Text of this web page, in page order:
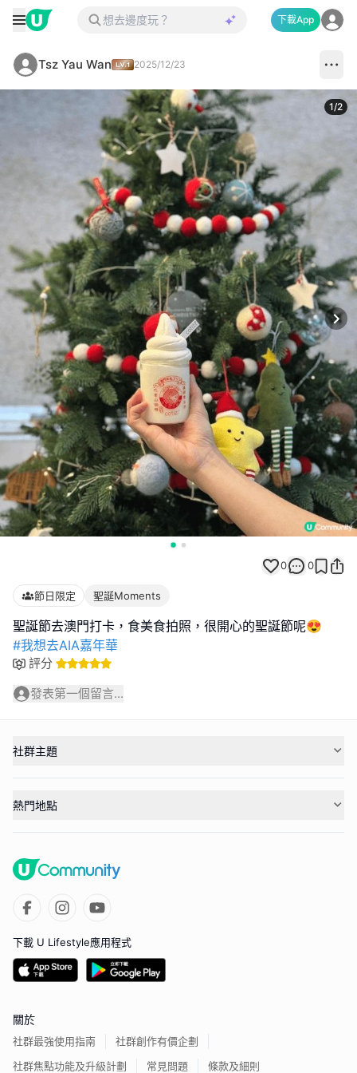
下載App
Tsz Yau Wan 2025/12/23
1/2
0 0
節日限定 聖誕Moments
#我想去AIA嘉年華
評分
發表第一個留言...
社群主題
熱門地點
下載 U Lifestyle應用程式
關於
社群最強使用指南
社群創作有價企劃
社群焦點功能及升級計劃
常見問題 條款及細則